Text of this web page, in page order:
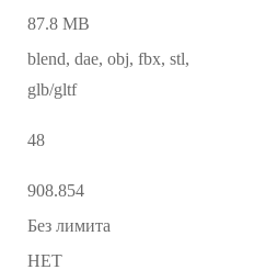
87.8 MB
blend, dae, obj, fbx, stl,
glb/gltf
48
908.854
Без лимита
НЕТ